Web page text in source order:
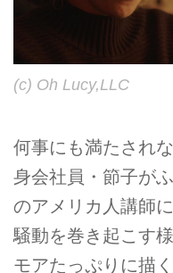
(c) Oh Lucy,LLC
何事にも満たされ
身会社員・節子が
のアメリカ人講師
騒動を巻き起こす
モアたっぷりに描く